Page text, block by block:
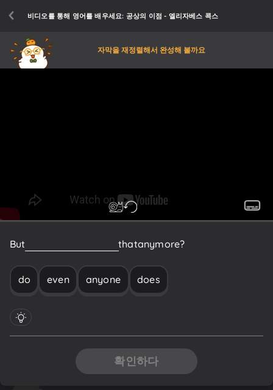
비디오를 통해 영어를 배우세요: 공상의 이점 - 엘리자베스 콕스
자막을 재정렬해서 완성해 볼까요
But thatanymore?
do even anyone does
확인하다